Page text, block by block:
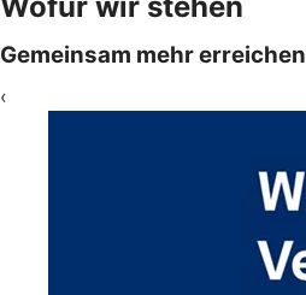
Gemeinsam mehr erreichen
‹